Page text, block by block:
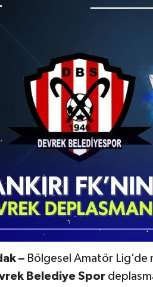
–Bölgesel Amatör Lig’de
Belediye Spor